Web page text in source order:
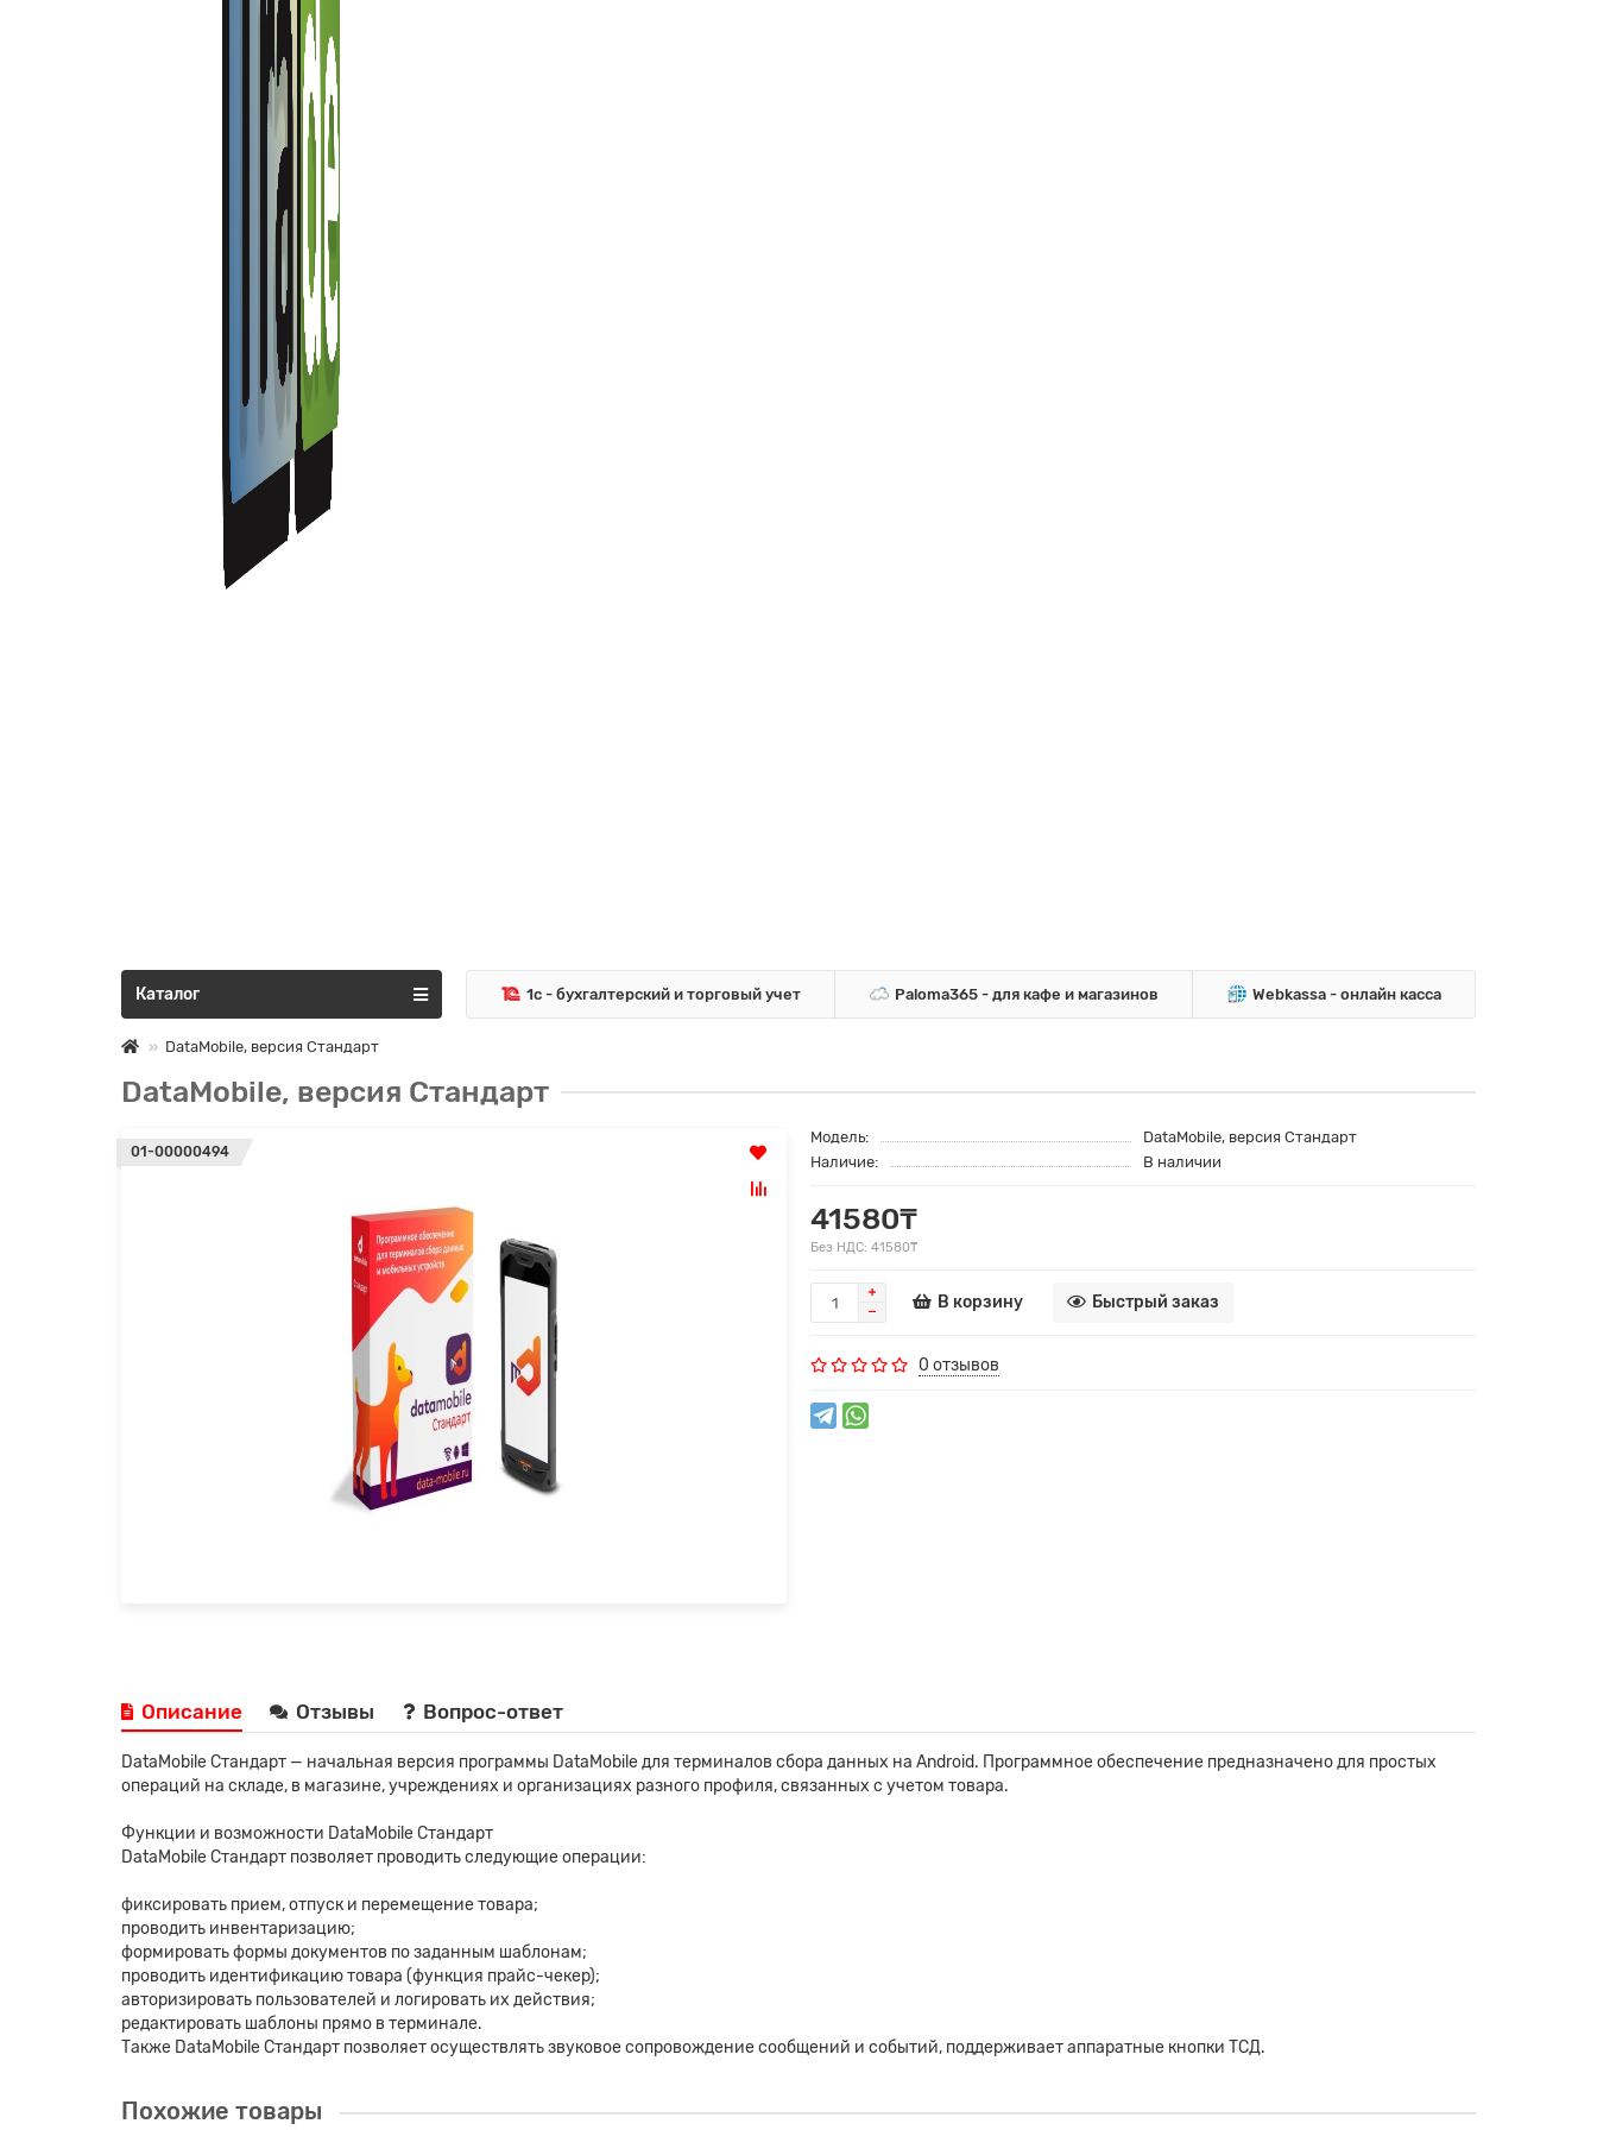
Каталог 1c - бухгалтерский и торговый учет Paloma365 - для кафе и магазинов Webkassa - онлайн касса
DataMobile, версия Стандарт
DataMobile, версия Стандарт
01-00000494
Модель:
DataMobile, версия Стандарт
Наличие:
В наличии
41580₸
Без НДС: 41580₸
В корзину Быстрый заказ
0 отзывов
Описание Отзывы Вопрос-ответ
DataMobile Стандарт — начальная версия программы DataMobile для терминалов сбора данных на Android. Программное обеспечение предназначено для простых
операций на складе, в магазине, учреждениях и организациях разного профиля, связанных с учетом товара.
Функции и возможности DataMobile Стандарт
DataMobile Стандарт позволяет проводить следующие операции:
фиксировать прием, отпуск и перемещение товара;
проводить инвентаризацию;
формировать формы документов по заданным шаблонам;
проводить идентификацию товара (функция прайс-чекер);
авторизировать пользователей и логировать их действия;
редактировать шаблоны прямо в терминале.
Также DataMobile Стандарт позволяет осуществлять звуковое сопровождение сообщений и событий, поддерживает аппаратные кнопки ТСД.
Похожие товары